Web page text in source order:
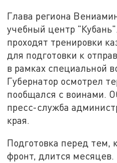
Глава региона
учебный центр
проходят тренировки
для подготовки к
в рамках специальной
Губернатор осмотрел
пообщался с воинами.
пресс-служба
края.
Подготовка перед тем,
фронт, длится